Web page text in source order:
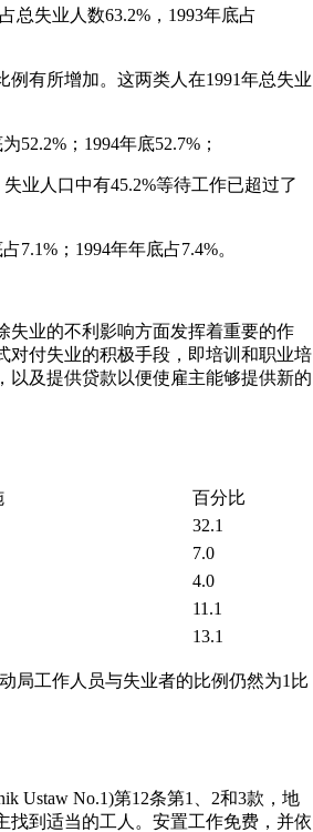
总失业人数63.2%，1993年底占
有所增加。这两类人在1991年总失业
52.2%；1994年底52.7%；
业人口中有45.2%等待工作已超过了
7.1%；1994年年底占7.4%。
失业的不利影响方面发挥着重要的作
对付失业的积极手段，即培训和职业培
以及提供贷款以便使雇主能够提供新的
百分比
32.1
7.0
4.0
11.1
13.1
局工作人员与失业者的比例仍然为1比
Ustaw No.1)第12条第1、2和3款，地
找到适当的工人。安置工作免费，并依